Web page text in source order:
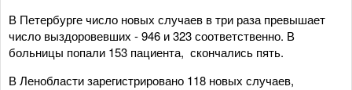
В Петербурге число новых случаев в три раза превышает
число выздоровевших - 946 и 323 соответственно. В
больницы попали 153 пациента, скончались пять.
В Ленобласти зарегистрировано 118 новых случаев,